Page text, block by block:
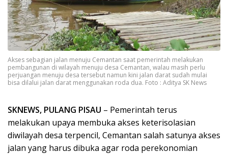
Akses sebagian jalan menuju Cemantan saat pemerintah melakukan
pembangunan di wilayah menuju desa Cemantan, walau masih perlu
perjuangan menuju desa tersebut namun kini jalan darat sudah mulai
bisa dilalui jalan darat menggunakan roda dua. Foto : Aditya SK News
SKNEWS, PULANG PISAU – Pemerintah terus
melakukan upaya membuka akses keterisolasian
diwilayah desa terpencil, Cemantan salah satunya akses
jalan yang harus dibuka agar roda perekonomian